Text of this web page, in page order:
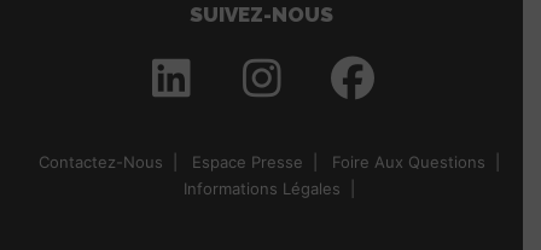
SUIVEZ-NOUS
Contactez-Nous Espace Presse
Foire Aux Questions
Informations Légales